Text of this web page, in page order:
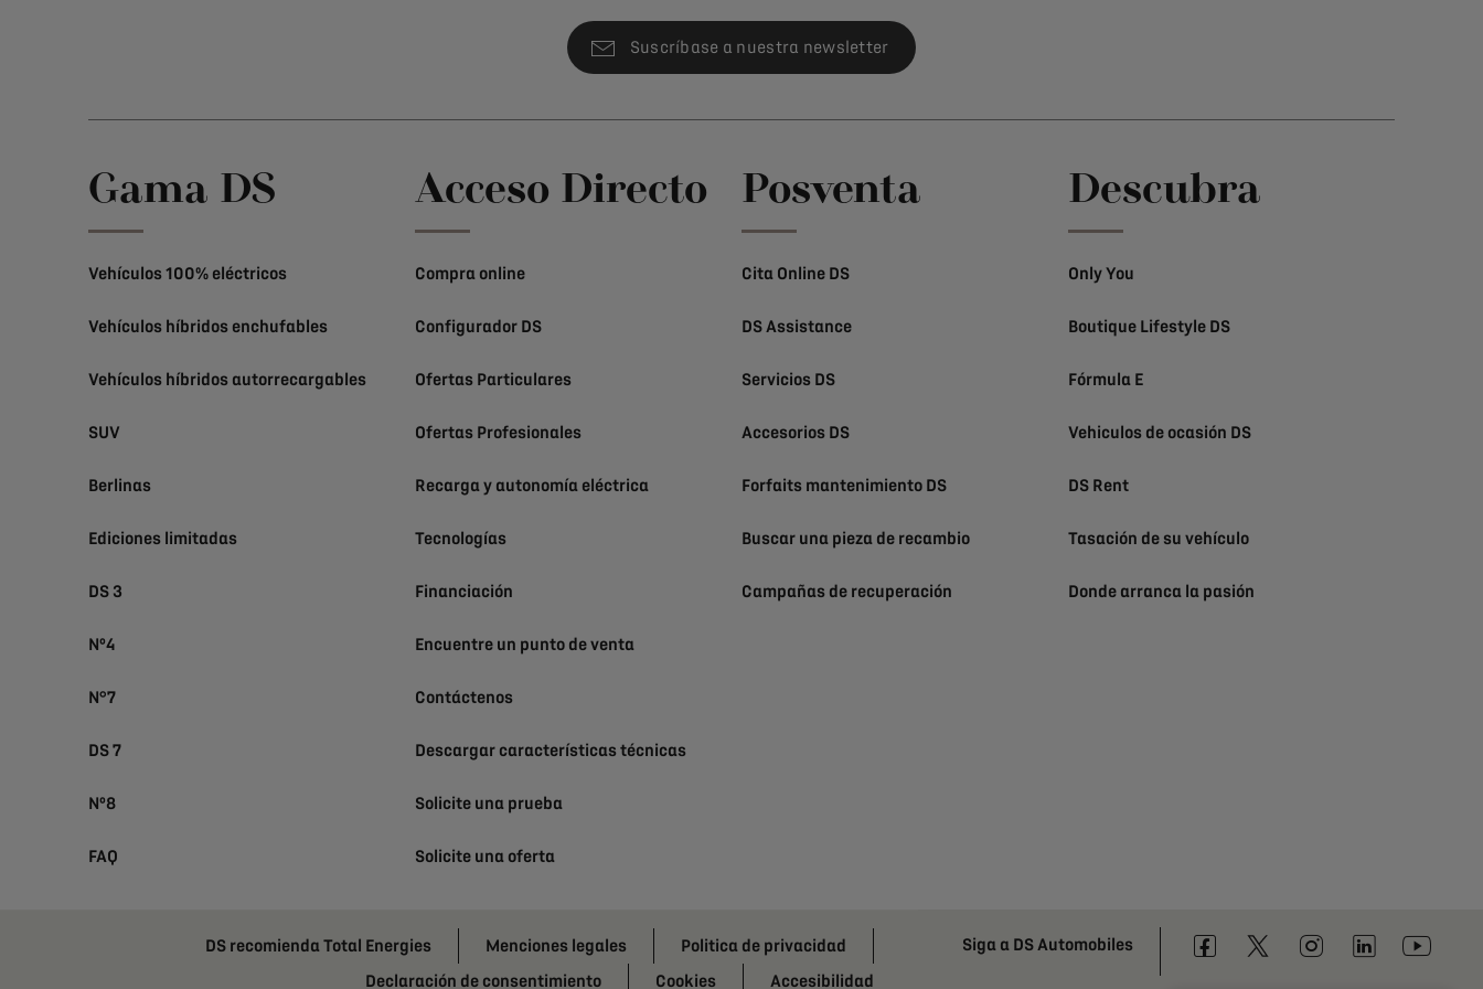
Suscríbase a nuestra newsletter
Gama DS
Vehículos 100% eléctricos
Vehículos híbridos enchufables
Vehículos híbridos autorrecargables
SUV
Berlinas
Ediciones limitadas
DS 3
Nº4
N°7
DS 7
Nº8
FAQ
Acceso Directo
Compra online
Configurador DS
Ofertas Particulares
Ofertas Profesionales
Recarga y autonomía eléctrica
Tecnologías
Financiación
Encuentre un punto de venta
Contáctenos
Descargar características técnicas
Solicite una prueba
Solicite una oferta
Posventa
Cita Online DS
DS Assistance
Servicios DS
Accesorios DS
Forfaits mantenimiento DS
Buscar una pieza de recambio
Campañas de recuperación
Descubra
Only You
Boutique Lifestyle DS
Fórmula E
Vehiculos de ocasión DS
DS Rent
Tasación de su vehículo
Donde arranca la pasión
Siga a DS Automobiles
DS recomienda Total Energies Menciones legales
Politica de privacidad
Declaración de consentimiento
Cookies Accesibilidad